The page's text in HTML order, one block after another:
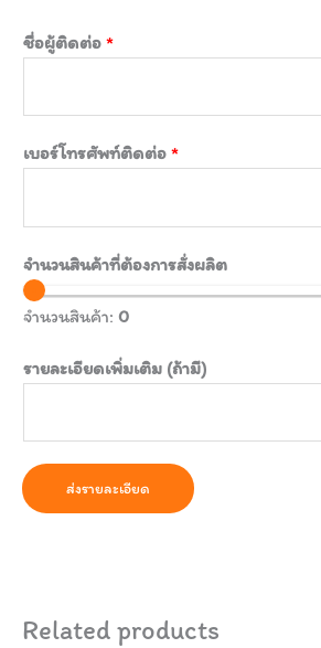
ชื่อผู้ติดต่อ *
เบอร์โทรศัพท์ติดต่อ *
จำนวนสินค้าที่ต้องการสั่งผลิต
จำนวนสินค้า: 0
รายละเอียดเพิ่มเติม (ถ้ามี)
ส่งรายละเอียด
Related products